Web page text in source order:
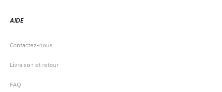
AIDE
Contactez-nous
Livraison et retour
FAQ